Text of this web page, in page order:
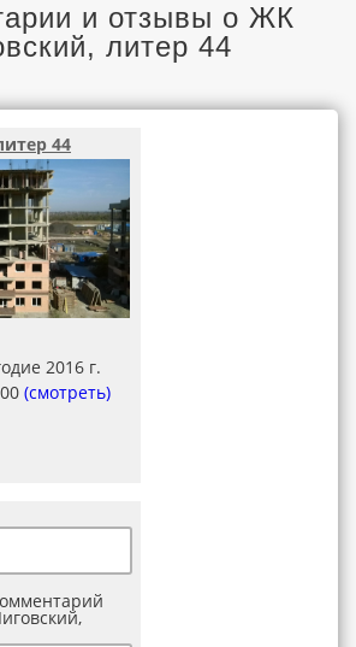
ВСЕ НОВОСТРОЙКИ
НОВОСТРОЕК
ЗАСТРОЙЩИКИ
ПОСЕЛКИ
и отзывы о ЖК
литер 44
44
2016 г.
(смотреть)